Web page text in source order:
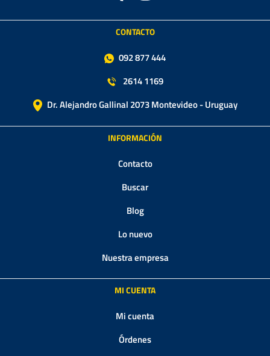
CONTACTO
092 877 444
2614 1169
Dr. Alejandro Gallinal 2073 Montevideo - Uruguay
INFORMACIÓN
Contacto
Buscar
Blog
Lo nuevo
Nuestra empresa
MI CUENTA
Mi cuenta
Órdenes